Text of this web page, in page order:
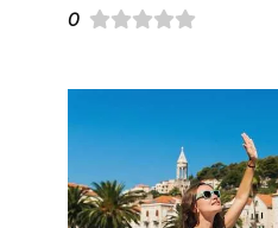
0